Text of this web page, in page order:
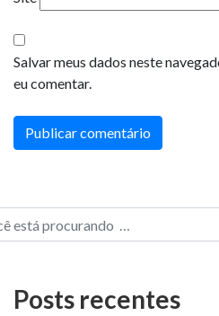
Salvar meus dados neste
eu comentar.
Posts recentes